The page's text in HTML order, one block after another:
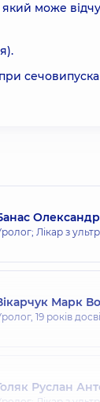
може
Лікар з
Марк
19 років
Руслан